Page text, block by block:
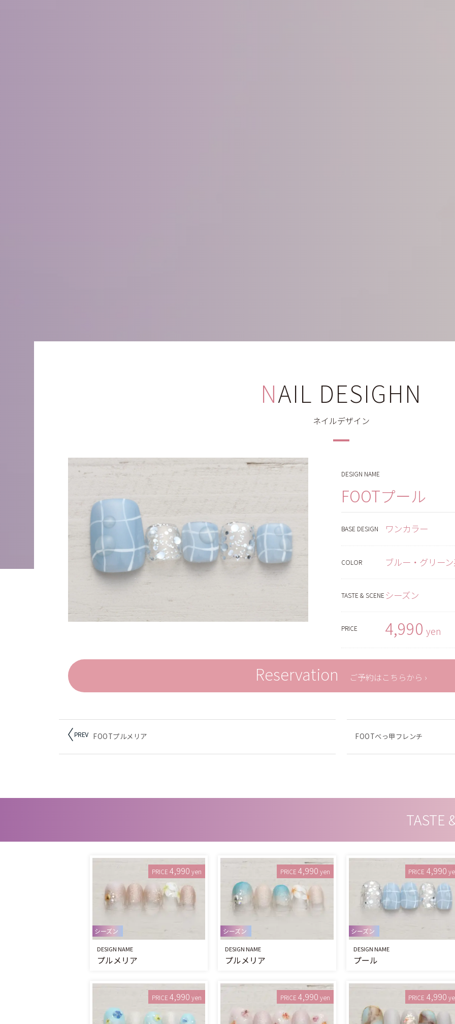
NAIL DESIGHN
ネイルデザイン
DESIGN NAME
FOOTプール
BASE DESIGN ワンカラー
COLOR ブルー・グリー
TASTE & SCENE シーズン
PRICE 4,990 yen
Reservation ご予約はこちらから ›
FOOTプルメリア FOOTべっ甲フレンチ
TASTE
PRICE 4,990 yen
シーズン
DESIGN NAME
プルメリア
PRICE 4,990 yen
シーズン
DESIGN NAME
プルメリア
PRICE 4,990
シーズン
DESIGN NAME
プール
PRICE 4,990 yen PRICE 4,990 yen PRICE 4,990